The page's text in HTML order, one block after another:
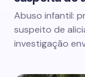
Abuso infantil:
suspeito de
investigação